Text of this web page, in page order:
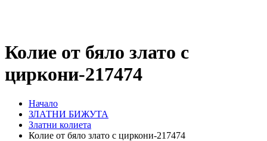
Колие от бяло злато с
циркони-217474
Начало
ЗЛАТНИ БИЖУТА
Златни колиета
Колие от бяло злато с циркони-217474